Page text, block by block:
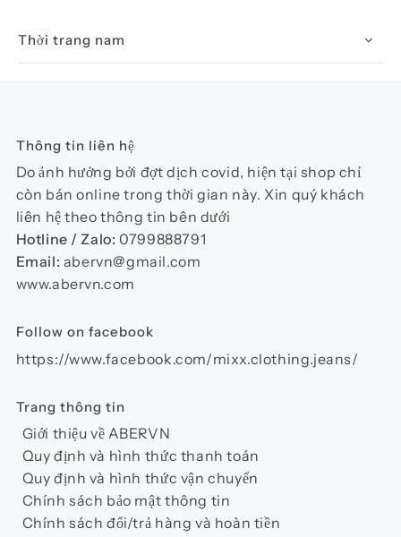
Thời trang nam
Thông tin liên hệ
Do ảnh hưởng bởi đợt dịch covid, hiện tại shop chỉ
còn bán online trong thời gian này. Xin quý khách
liên hệ theo thông tin bên dưới
Hotline / Zalo:0799888791
Email: abervn@gmail.com
www.abervn.com
Follow on facebook
https://www.facebook.com/mixx.clothing.jeans/
Trang thông tin
Giới thiệu về ABERVN
Quy định và hình thức thanh toán
Quy định và hình thức vận chuyển
Chính sách bảo mật thông tin
Chính sách đổi/trả hàng và hoàn tiền